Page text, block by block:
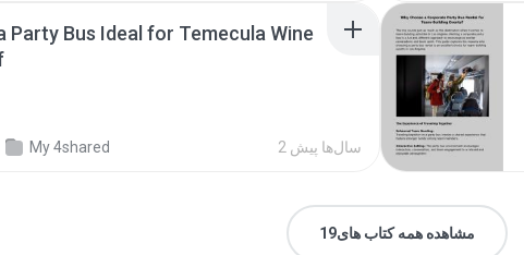
Party Bus Ideal for Temecula Wine
My 4shared 2 سال‌ها پیش
مشاهده همه کتاب های19